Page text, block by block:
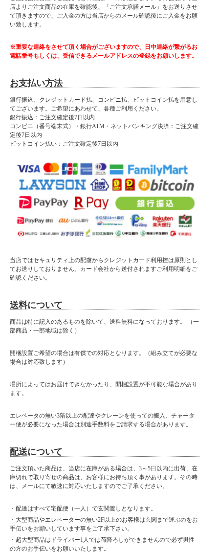
店よりご注文商品の在庫を確認後、「ご注文承諾メール」をお送りさせ
て頂きますので、ご入金の方は当店からのメール確認後にご入金をお願
い致します。
※重要な連絡をさせて頂く場合がございますので、日中連絡が繋がるお
電話番号もしくは、受信できるメールアドレスの登録をお願いします。
お支払い方法
銀行振込、クレジットカード払、コンビニ払、ビットコイン払を用意し
てございます。ご希望にあわせて、各種ご利用ください。
銀行振込：ご注文確定後7日以内
コンビニ（番号端末式）・銀行ATM・ネットバンキング決済：ご注文確
定後7日以内
ビットコイン払い：ご注文確定後7日以内
当店ではセキュリティ上の配慮からクレジットカード利用控は原則とし
てお送りしておりません。カード会社から送付されますご利用明細をご
確認ください。
送料について
商品は特に記入のあるものを除いて、送料無料になっております。 （一
部商品・一部地域は除く）
開梱設置ご希望の場合は有償での対応となります。（組み立てが必要な
場合は対応致します）
場所によってはお届けできなかったり、開梱設置が不可能な場合があり
ます。
エレベータの無い3階以上の配達やクレーンを使っての搬入、チャータ
ー便が必要になった場合は別途手数料をご請求する場合があります。
配送について
ご注文頂いた商品は、当店に在庫がある場合は、3～5日以内に出荷、在
庫切れで取り寄せの商品は、お客様にお待ち頂く事があります。その時
は、メールにて敏速に対応いたしますのでご了承ください。
・配達はすべて宅配便（一人）で玄関渡しとなります。
・大型商品やエレベーターの無い2F以上のお客様は玄関まで運ぶのをお
手伝いをお願いしています事をご了承下さい。
・超大型商品はドライバー1人では荷降ろしができませんので必ず男性
の方のお手伝いをお願いいたします。